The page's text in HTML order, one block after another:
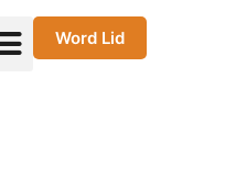
Word Lid